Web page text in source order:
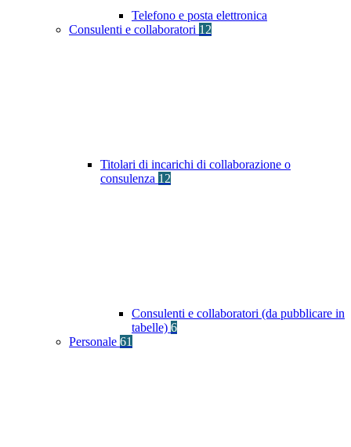
Telefono e posta elettronica
Consulenti e collaboratori 12
Titolari di incarichi di collaborazione o
consulenza 12
Consulenti e collaboratori (da pubblicare in
tabelle) 6
Personale 61